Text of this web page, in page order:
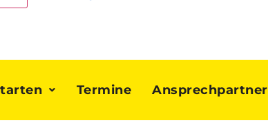
Termine Ansprechpartner